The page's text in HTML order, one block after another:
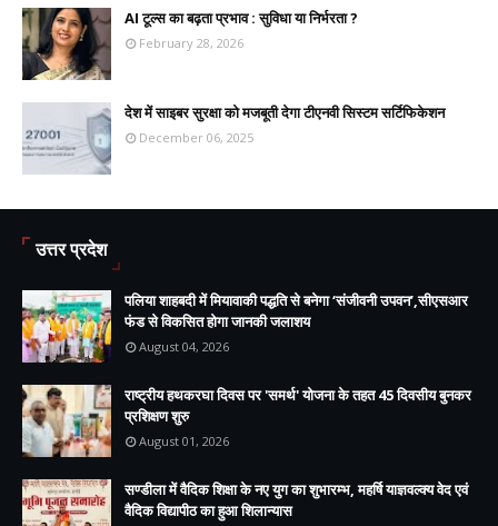
AI टूल्स का बढ़ता प्रभाव : सुविधा या निर्भरता ?
February 28, 2026
देश में साइबर सुरक्षा को मजबूती देगा टीएनवी सिस्टम सर्टिफिकेशन
December 06, 2025
उत्तर प्रदेश
पलिया शाहबदी में मियावाकी पद्धति से बनेगा ‘संजीवनी उपवन’,सीएसआर
फंड से विकसित होगा जानकी जलाशय
August 04, 2026
राष्ट्रीय हथकरघा दिवस पर 'समर्थ' योजना के तहत 45 दिवसीय बुनकर
प्रशिक्षण शुरु
August 01, 2026
सण्डीला में वैदिक शिक्षा के नए युग का शुभारम्भ, महर्षि याज्ञवल्क्य वेद एवं
वैदिक विद्यापीठ का हुआ शिलान्यास